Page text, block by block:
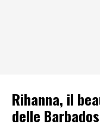
Rihanna, il
delle Barbados